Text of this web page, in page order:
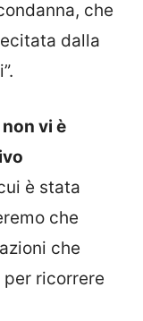
che
dalla
non vi è
è stata
che
che
ricorrere